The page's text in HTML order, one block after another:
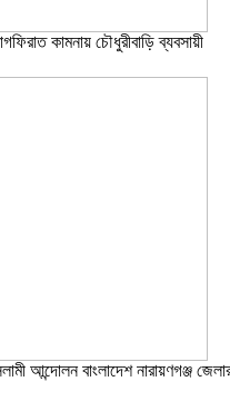
কামনায় চৌধুরীবাড়ি ব্যবসায়ী
আন্দোলন বাংলাদেশ নারায়ণগঞ্জ